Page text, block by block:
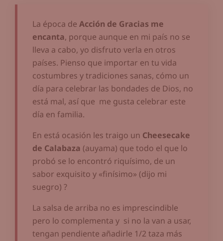
La época de Acción de Gracias me
encanta, porque aunque en mi país no se
lleva a cabo, yo disfruto verla en otros
países. Pienso que importar en tu vida
costumbres y tradiciones sanas, cómo un
día para celebrar las bondades de Dios, no
está mal, así que me gusta celebrar este
día en familia.
En está ocasión les traigo un Cheesecake
de Calabaza (auyama) que todo el que lo
probó se lo encontró riquísimo, de un
sabor exquisito y «finísimo» (dijo mi
suegro) ?
La salsa de arriba no es imprescindible
pero lo complementa y si no la van a usar,
tengan pendiente añadirle 1/2 taza más